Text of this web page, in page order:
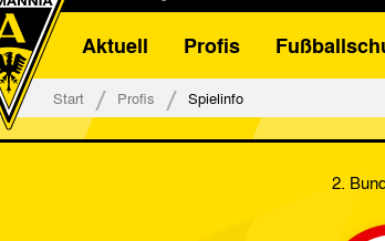
Stadionsprecher
Kontakt
Fanbeirat
Fan-Klubs
Ahnentafel
Aktuell
Profis
Start Profis Spielinfo
2.